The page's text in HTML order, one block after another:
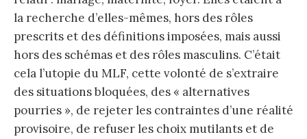
la recherche d’elles-mêmes, hors des rôles
prescrits et des définitions imposées, mais aussi
hors des schémas et des rôles masculins. C’était
cela l’utopie du MLF, cette volonté de s’extraire
des situations bloquées, des « alternatives
pourries », de rejeter les contraintes d’une réalité
provisoire, de refuser les choix mutilants et de